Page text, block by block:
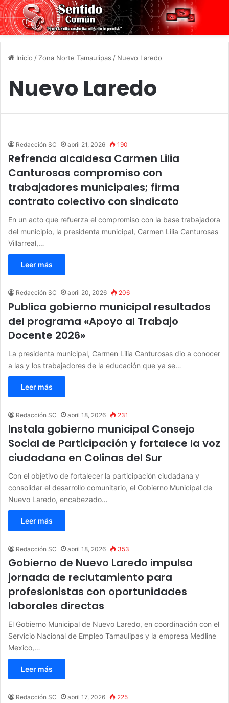
Inicio / Zona Norte Tamaulipas / Nuevo Laredo
Nuevo Laredo
Redacción SC abril 21, 2026 190
Refrenda alcaldesa Carmen Lilia
Canturosas compromiso con
trabajadores municipales; firma
contrato colectivo con sindicato
En un acto que refuerza el compromiso con la base trabajadora
del municipio, la presidenta municipal, Carmen Lilia Canturosas
Villarreal,…
Leer más
Redacción SC abril 20, 2026 206
Publica gobierno municipal resultados
del programa «Apoyo al Trabajo
Docente 2026»
La presidenta municipal, Carmen Lilia Canturosas dio a conocer
a las y los trabajadores de la educación que ya se…
Leer más
Redacción SC abril 18, 2026 231
Instala gobierno municipal Consejo
Social de Participación y fortalece la voz
ciudadana en Colinas del Sur
Con el objetivo de fortalecer la participación ciudadana y
consolidar el desarrollo comunitario, el Gobierno Municipal de
Nuevo Laredo, encabezado…
Leer más
Redacción SC abril 18, 2026 353
Gobierno de Nuevo Laredo impulsa
jornada de reclutamiento para
profesionistas con oportunidades
laborales directas
El Gobierno Municipal de Nuevo Laredo, en coordinación con el
Servicio Nacional de Empleo Tamaulipas y la empresa Medline
Mexico,…
Leer más
Redacción SC abril 17, 2026 225